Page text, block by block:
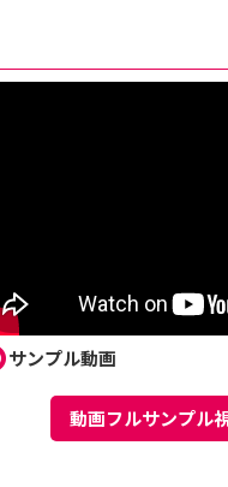
サンプル動画
動画フルサンプル